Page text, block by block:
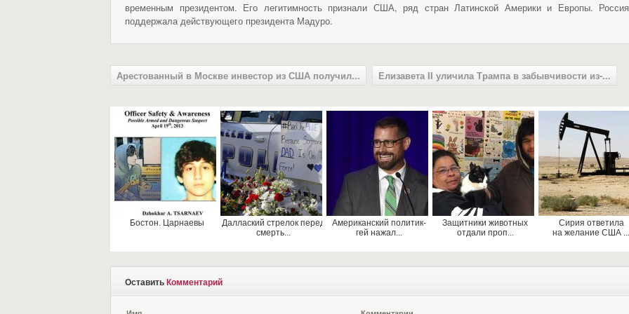
временным президентом. Его легитимность признали США, ряд стран Латинской Америки и Европы. Россия
поддержала действующего президента Мадуро.
Арестованный в Москве инвестор из США получил... Елизавета II уличила Трампа в забывчивости из-...
Бостон. Царнаевы
Даллаский стрелок перед
смерть...
Американский политик-
гей нажал...
Защитники животных
отдали проп...
Сирия ответила
на желание США ...
ОставитьКомментарий